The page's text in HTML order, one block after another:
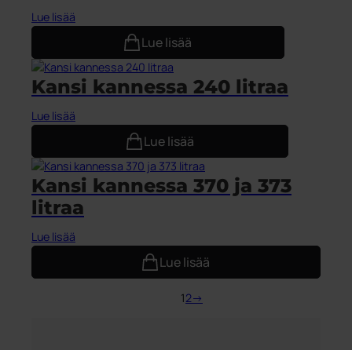
Lue lisää
Lue lisää
Kansi kannessa 240 litraa
Lue lisää
Lue lisää
Kansi kannessa 370 ja 373
litraa
Lue lisää
Lue lisää
12→